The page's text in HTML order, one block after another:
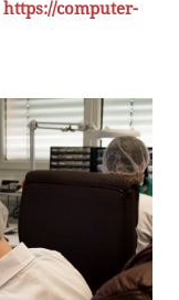
https://computer-